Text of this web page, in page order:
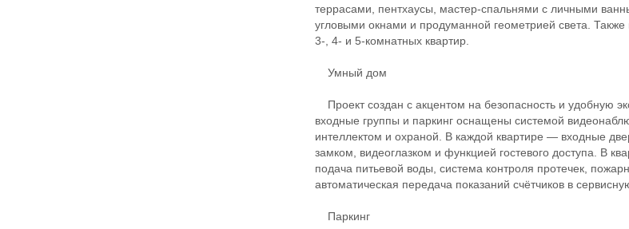
террасами, пентхаусы, мастер-спальнями с личными
угловыми окнами и продуманной геометрией света.
3-, 4- и 5-комнатных квартир.
Умный дом
Проект создан с акцентом на безопасность и удобную
входные группы и паркинг оснащены системой
интеллектом и охраной. В каждой квартире — входные
замком, видеоглазком и функцией гостевого доступа. В
подача питьевой воды, система контроля протечек,
автоматическая передача показаний счётчиков в
Паркинг